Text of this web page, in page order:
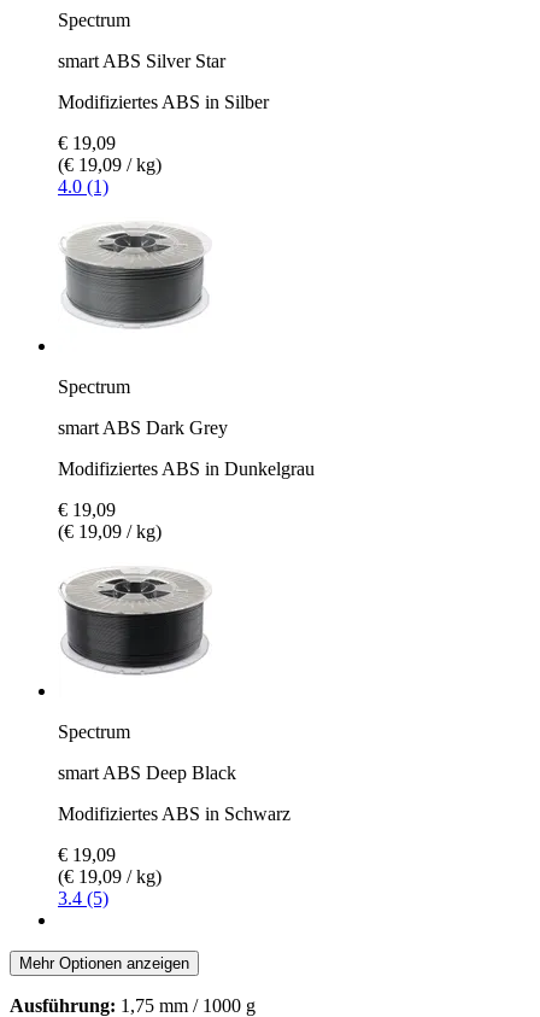
Spectrum
smart ABS Silver Star
Modifiziertes ABS in Silber
€ 19,09
(€ 19,09 / kg)
4.0 (1)
Spectrum
smart ABS Dark Grey
Modifiziertes ABS in Dunkelgrau
€ 19,09
(€ 19,09 / kg)
Spectrum
smart ABS Deep Black
Modifiziertes ABS in Schwarz
€ 19,09
(€ 19,09 / kg)
3.4 (5)
Mehr Optionen anzeigen
Ausführung: 1,75 mm / 1000 g